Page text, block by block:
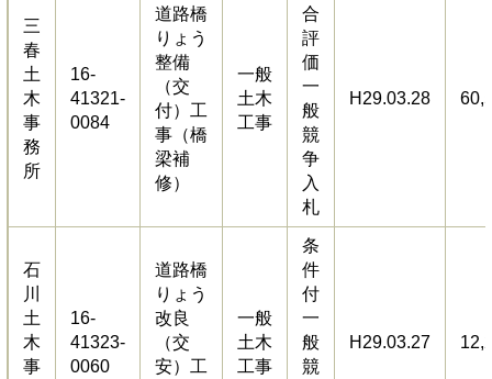
三
春
土
木
事
務
所
16-
41321-
0084
道路橋
りょう
整備
（交
付）工
事（橋
梁補
修）
一般
土木
工事
合
評
価
一
般
競
争
入
札
H29.03.28
石
川
土
木
事
16-
41323-
0060
道路橋
りょう
改良
（交
安）工
一般
土木
工事
条
件
付
一
般
競
H29.03.27